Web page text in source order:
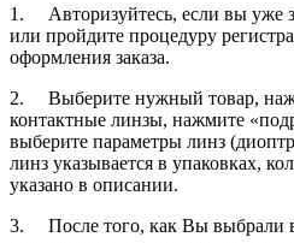
1. Авторизуйтесь, если вы уже
или пройдите процедуру
оформления заказа.
2. Выберите нужный товар,
контактные линзы, нажмите
выберите параметры линз
линз указывается в упаковках,
указано в описании.
3. После того, как Вы выбрали